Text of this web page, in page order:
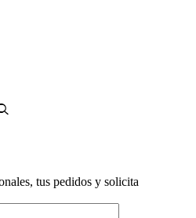
tus pedidos y solicita